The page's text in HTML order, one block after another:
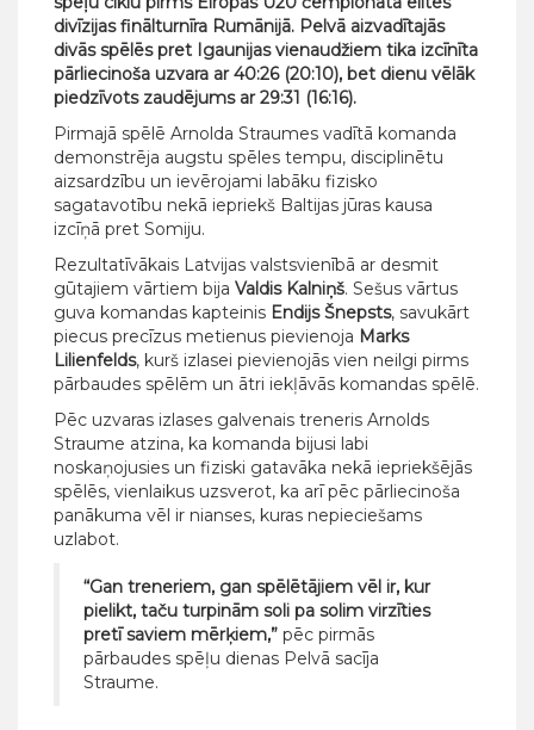
divīzijas finālturnīra Rumānijā. Pelvā aizvadītajās
divās spēlēs pret Igaunijas vienaudžiem tika izcīnīta
pārliecinoša uzvara ar 40:26 (20:10), bet dienu vēlāk
piedzīvots zaudējums ar 29:31 (16:16).
Pirmajā spēlē Arnolda Straumes vadītā komanda
demonstrēja augstu spēles tempu, disciplinētu
aizsardzību un ievērojami labāku fizisko
sagatavotību nekā iepriekš Baltijas jūras kausa
izcīņā pret Somiju.
Rezultatīvākais Latvijas valstsvienībā ar desmit
gūtajiem vārtiem bija Valdis Kalniņš. Sešus vārtus
guva komandas kapteinis Endijs Šnepsts, savukārt
piecus precīzus metienus pievienoja Marks
Lilienfelds, kurš izlasei pievienojās vien neilgi pirms
pārbaudes spēlēm un ātri iekļāvās komandas spēlē.
Pēc uzvaras izlases galvenais treneris Arnolds
Straume atzina, ka komanda bijusi labi
noskaņojusies un fiziski gatavāka nekā iepriekšējās
spēlēs, vienlaikus uzsverot, ka arī pēc pārliecinoša
panākuma vēl ir nianses, kuras nepieciešams
uzlabot.
“Gan treneriem, gan spēlētājiem vēl ir, kur
pielikt, taču turpinām soli pa solim virzīties
pretī saviem mērķiem,” pēc pirmās
pārbaudes spēļu dienas Pelvā sacīja
Straume.